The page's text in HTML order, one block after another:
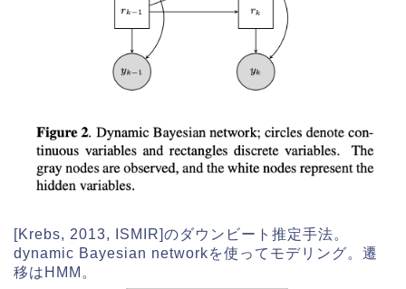
[Krebs, 2013, ISMIR]のダウンビート推定手法。
dynamic Bayesian networkを使ってモデリング。遷
移はHMM。